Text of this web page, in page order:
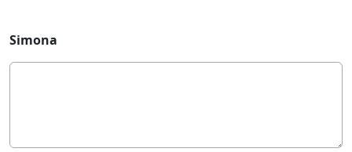
Simona